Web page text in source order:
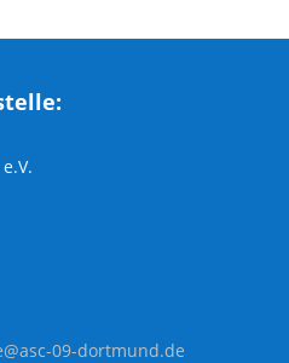
09-dortmund.de